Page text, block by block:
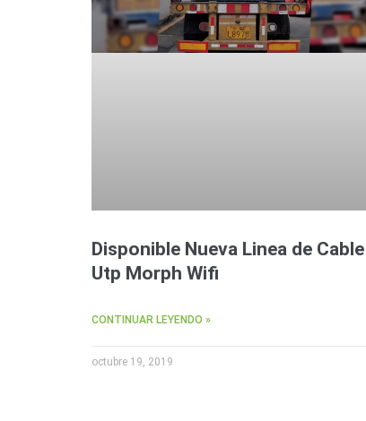
Disponible Nueva Linea de Cable
Utp Morph Wifi
CONTINUAR LEYENDO »
octubre 19, 2019